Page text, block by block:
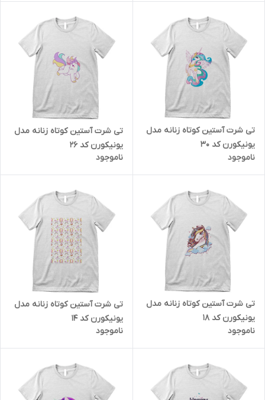
تی شرت آستین کوتاه زنانه مدل
یونیکورن کد 30
ناموجود
تی شرت آستین کوتاه زنانه مدل
یونیکورن کد 26
ناموجود
تی شرت آستین کوتاه زنانه مدل
یونیکورن کد 18
ناموجود
تی شرت آستین کوتاه زنانه مدل
یونیکورن کد 14
ناموجود